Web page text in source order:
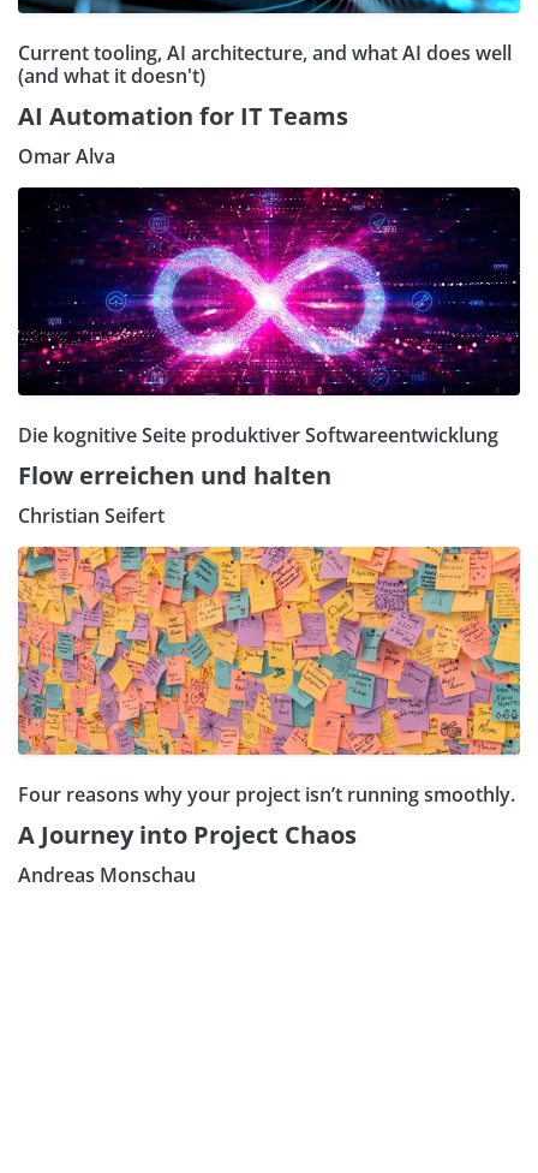
Current tooling, AI architecture, and what AI does well
(and what it doesn't)
AI Automation for IT Teams
Omar Alva
Die kognitive Seite produktiver Softwareentwicklung
Flow erreichen und halten
Christian Seifert
Four reasons why your project isn’t running smoothly.
A Journey into Project Chaos
Andreas Monschau